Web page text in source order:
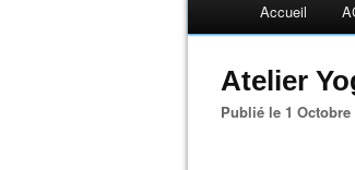
Accueil
Atelier
Publié le 1 Octobre